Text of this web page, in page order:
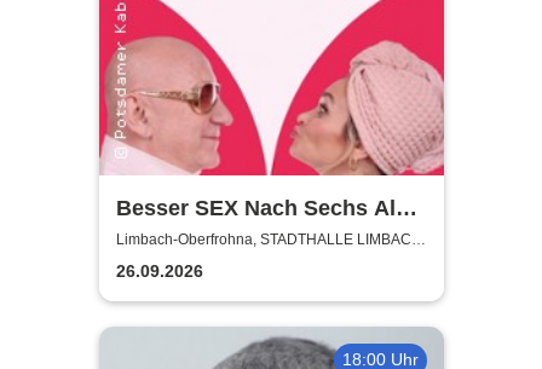
Besser SEX Nach Sechs Als
Fünf Vor Zwölf - Stadthalle
Limbach-Oberfrohna
Limbach-Oberfrohna, STADTHALLE LIMBACH-
OBERFROHNA
26.09.2026
18:00 Uhr